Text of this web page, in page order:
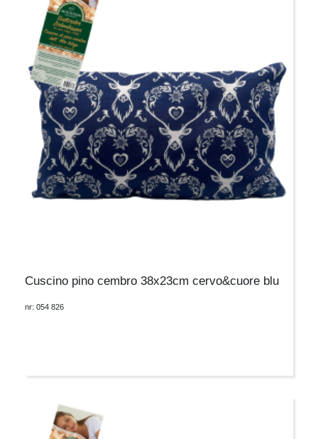
Cuscino pino cembro 38x23cm cervo&cuore blu
nr: 054 826